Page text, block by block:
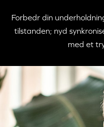
Forbedr din
tilstanden; nyd
med et